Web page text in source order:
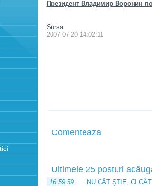
Президент Владимир Воронин
Sursa
2007-07-20 14:02:11
Comenteaza
Ultimele 25 posturi
16:59:59 NU CÂT ȘTIE, CI